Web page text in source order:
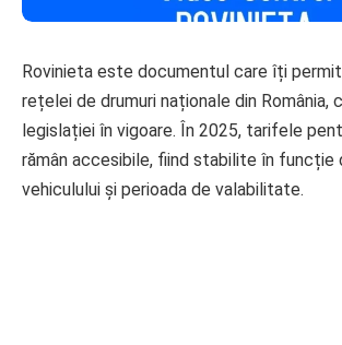
Rovinieta este documentul care îți
rețelei de drumuri naționale din România,
legislației în vigoare. În 2025, tarifele
rămân accesibile, fiind stabilite în funcție
vehiculului și perioada de valabilitate.